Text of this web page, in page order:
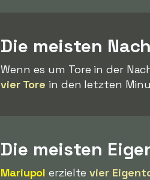
Die meisten
Wenn es um Tore in der
vier Tore in den letzten
Die meisten
Mariupol erzieltevier